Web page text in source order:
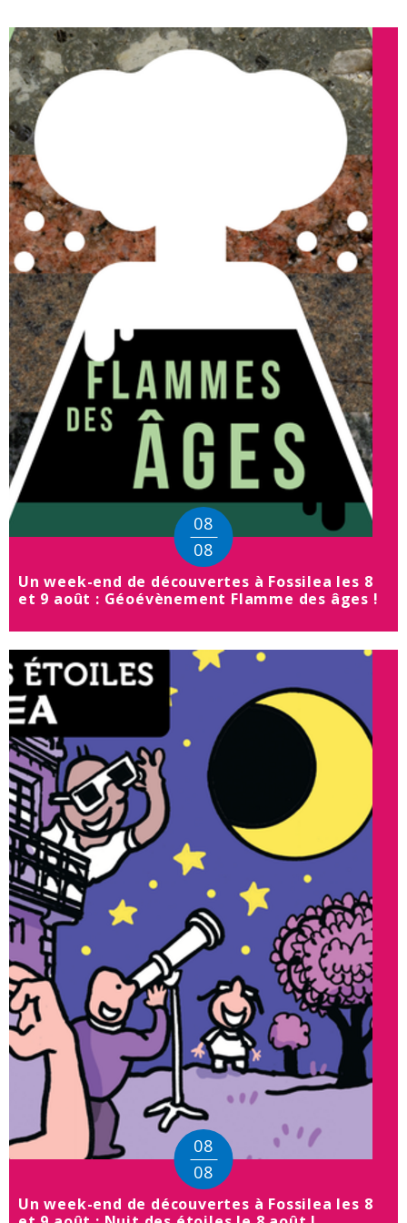
Un week-end de découvertes à Fossilea les 8
et 9 août : Géoévènement Flamme des âges !
08
08
08
août
2026
de
10h00
à
18h00
Un week-end de découvertes à Fossilea les 8
08
08